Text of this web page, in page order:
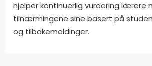
hjelper kontinuerlig vurdering lærere
tilnærmingene sine basert på
og tilbakemeldinger.